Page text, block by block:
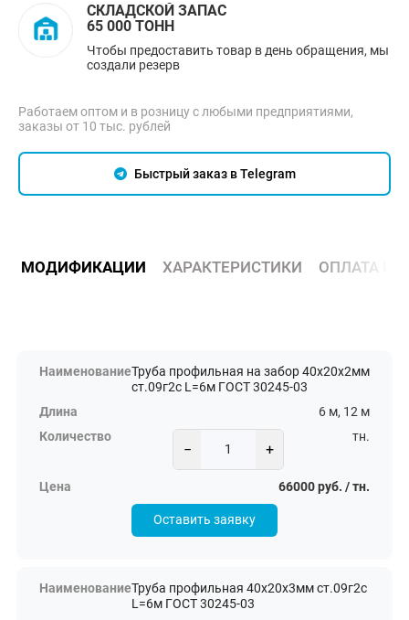
СКЛАДСКОЙ ЗАПАС
65 000 ТОНН
Чтобы предоставить товар в день обращения, мы
создали резерв
Работаем оптом и в розницу с любыми предприятиями,
заказы от 10 тыс. рублей
Быстрый заказ в Telegram
МОДИФИКАЦИИ ХАРАКТЕРИСТИКИ ОПЛАТА И
Труба профильная на забор 40х20х2мм
ст.09г2с L=6м ГОСТ 30245-03
6 м, 12 м
− +
тн.
66000 руб. / тн.
Оставить заявку
Труба профильная 40х20х3мм ст.09г2с
L=6м ГОСТ 30245-03